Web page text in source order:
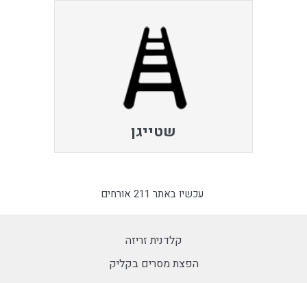
שטייגן
עכשיו באתר 211 אורחים
קלדנית זריזה
הפצת מסרים בקליק